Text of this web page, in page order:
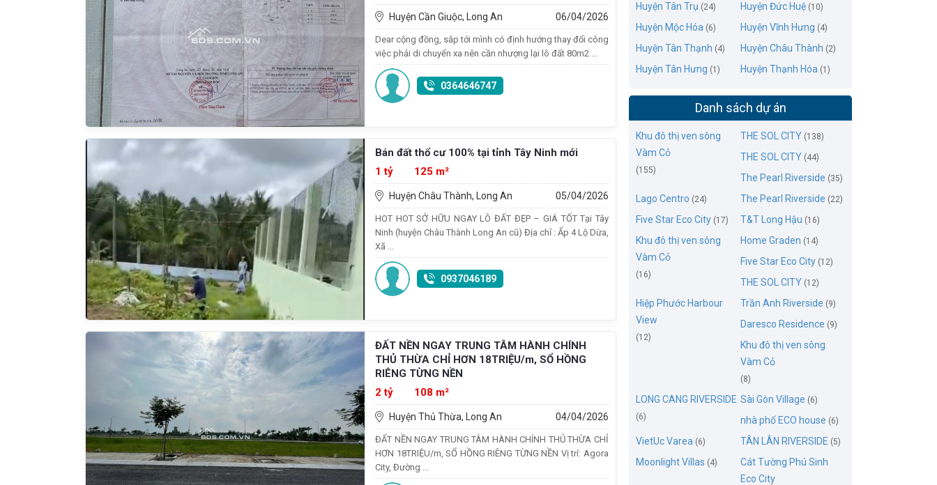
Huyện Cần Giuộc, Long An 06/04/2026
Dear cộng đồng, sắp tới mình có định hướng thay đổi công
việc phải di chuyển xa nên cần nhượng lại lô đất 80m2 ...
0364646747
Bán đất thổ cư 100% tại tỉnh Tây Ninh mới
1 tỷ
125 m²
Huyện Châu Thành, Long An 05/04/2026
HOT HOT SỞ HỮU NGAY LÔ ĐẤT ĐẸP – GIÁ TỐT Tại Tây
Ninh (huyện Châu Thành Long An cũ) Địa chỉ : Ấp 4 Lộ Dừa,
Xã ...
0937046189
ĐẤT NỀN NGAY TRUNG TÂM HÀNH CHÍNH
THỦ THỪA CHỈ HƠN 18TRIỆU/m, SỔ HỒNG
RIÊNG TỪNG NỀN
2 tỷ
108 m²
Huyện Thủ Thừa, Long An 04/04/2026
ĐẤT NỀN NGAY TRUNG TÂM HÀNH CHÍNH THỦ THỪA CHỈ
HƠN 18TRIỆU/m, SỔ HỒNG RIÊNG TỪNG NỀN Vị trí: Agora
City, Đường ...
Huyện Tân Trụ (24) Huyện Đức Huệ (10)
Huyện Mộc Hóa (6) Huyện Vĩnh Hưng (4)
Huyện Tân Thạnh (4) Huyện Châu Thành (2)
Huyện Tân Hưng (1) Huyện Thạnh Hóa (1)
Danh sách dự án
Khu đô thị ven sông
Vàm Cỏ
(155)
THE SOL CITY (138)
THE SOL CITY (44)
The Pearl Riverside (35)
Lago Centro (24) The Pearl Riverside (22)
Five Star Eco City (17) T&T Long Hậu (16)
Khu đô thị ven sông
Vàm Cỏ
(16)
Home Graden (14)
Five Star Eco City (12)
THE SOL CITY (12)
Hiệp Phước Harbour
View
(12)
Trần Anh Riverside (9)
Daresco Residence (9)
Khu đô thị ven sông
Vàm Cỏ
(8)
LONG CANG RIVERSIDE
(6)
Sài Gòn Village (6)
nhà phố ECO house (6)
VietUc Varea (6) TÂN LÂN RIVERSIDE (5)
Moonlight Villas (4)
Cát Tường Phú Sinh
Eco City